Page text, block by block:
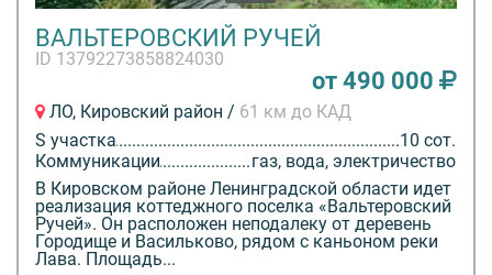
ВАЛЬТЕРОВСКИЙ РУЧЕЙ
ID 13792273858824030
от 490 000
ЛО, Кировский район / 61 км до КАД
S участка
10 сот.
Коммуникации
газ, вода, электричество
В Кировском районе Ленинградской области идет
реализация коттеджного поселка «Вальтеровский
Ручей». Он расположен неподалеку от деревень
Городище и Васильково, рядом с каньоном реки
Лава. Площадь...